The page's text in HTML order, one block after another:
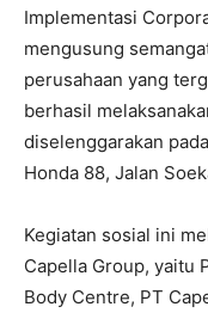
Implementasi
mengusung
perusahaan yang
berhasil
diselenggarakan
Honda 88, Jalan
Kegiatan sosial ini
Capella Group, yaitu
Body Centre, PT